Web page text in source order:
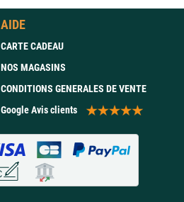
AIDE
CARTE CADEAU
NOS MAGASINS
CONDITIONS GENERALES DE VENTE
Google Avis clients